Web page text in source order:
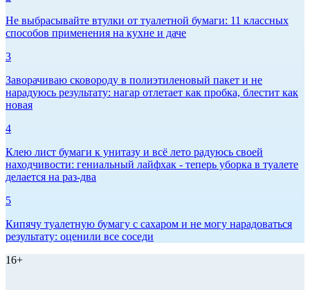
Не выбрасывайте втулки от туалетной бумаги: 11 классных
способов применения на кухне и даче
3
Заворачиваю сковороду в полиэтиленовый пакет и не
нарадуюсь результату: нагар отлетает как пробка, блестит как
новая
4
Клею лист бумаги к унитазу и всё лето радуюсь своей
находчивости: гениальный лайфхак - теперь уборка в туалете
делается на раз-два
5
Кипячу туалетную бумагу с сахаром и не могу нарадоваться
результату: оценили все соседи
16+